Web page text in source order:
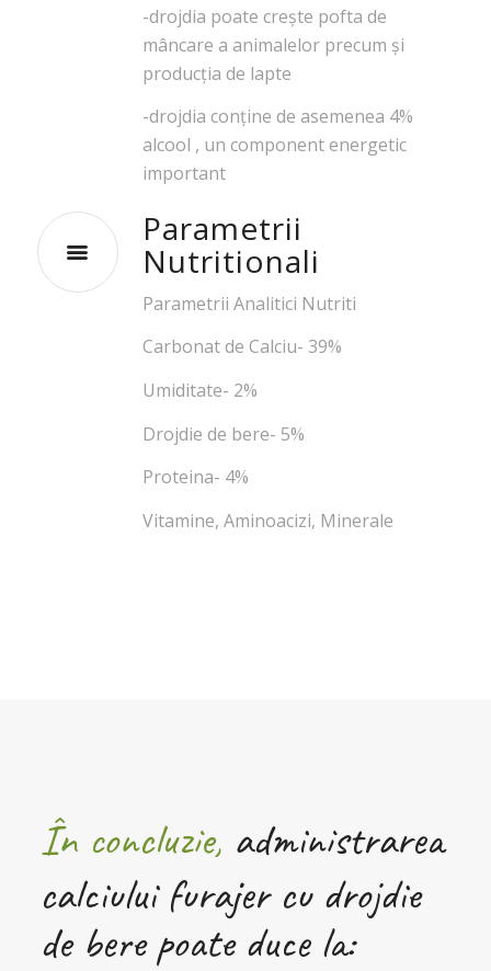
-drojdia poate creşte pofta de
mâncare a animalelor precum şi
producţia de lapte
-drojdia conţine de asemenea 4%
alcool , un component energetic
important
Parametrii
Nutritionali
Parametrii Analitici Nutriti
Carbonat de Calciu- 39%
Umiditate- 2%
Drojdie de bere- 5%
Proteina- 4%
Vitamine, Aminoacizi, Minerale
În concluzie, administrarea
calciului furajer cu drojdie
de bere poate duce la: